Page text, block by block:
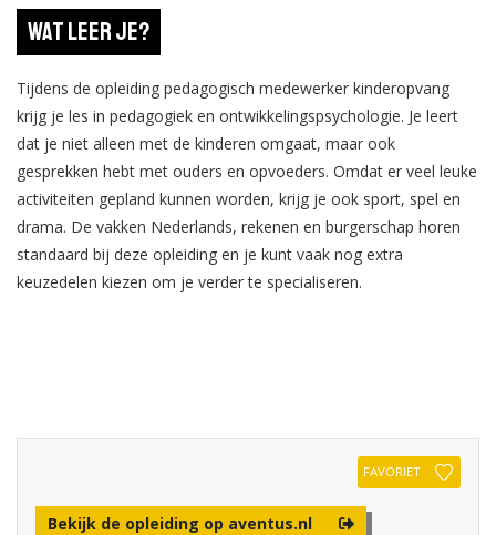
Wat leer je?
Tijdens de opleiding pedagogisch medewerker kinderopvang
krijg je les in pedagogiek en ontwikkelingspsychologie. Je leert
dat je niet alleen met de kinderen omgaat, maar ook
gesprekken hebt met ouders en opvoeders. Omdat er veel leuke
activiteiten gepland kunnen worden, krijg je ook sport, spel en
drama. De vakken Nederlands, rekenen en burgerschap horen
standaard bij deze opleiding en je kunt vaak nog extra
keuzedelen kiezen om je verder te specialiseren.
FAVORIET
Bekijk de opleiding op aventus.nl